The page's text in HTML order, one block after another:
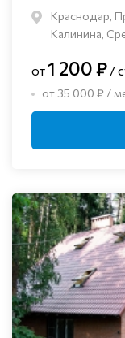
Краснодар,
Калинина,
от1 200 ₽ /
от 35 000 ₽ /